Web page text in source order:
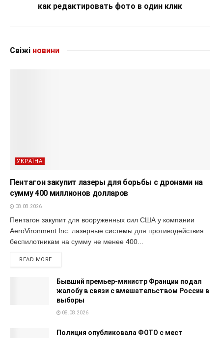
как редактировать фото в один клик
Свіжі новини
УКРАЇНА
Пентагон закупит лазеры для борьбы с дронами на
сумму 400 миллионов долларов
08.08.2026
Пентагон закупит для вооруженных сил США у компании
AeroVironment Inc. лазерные системы для противодействия
беспилотникам на сумму не менее 400...
READ MORE
Бывший премьер-министр Франции подал
жалобу в связи с вмешательством России в
выборы
08.08.2026
Полиция опубликовала ФОТО с мест